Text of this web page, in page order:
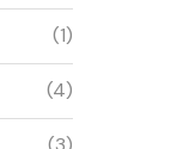
(1)
(4)